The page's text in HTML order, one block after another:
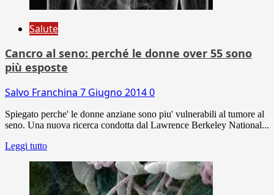
Salute
Cancro al seno: perché le donne over 55 sono
più esposte
Salvo Franchina 7 Giugno 20140
Spiegato perche' le donne anziane sono piu' vulnerabili al tumore al
seno. Una nuova ricerca condotta dal Lawrence Berkeley National...
Leggi tutto